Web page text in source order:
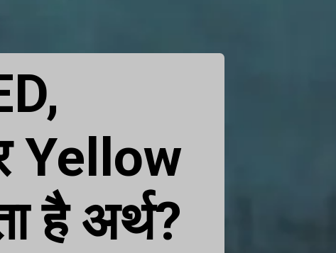
Yellow
है अर्थ?